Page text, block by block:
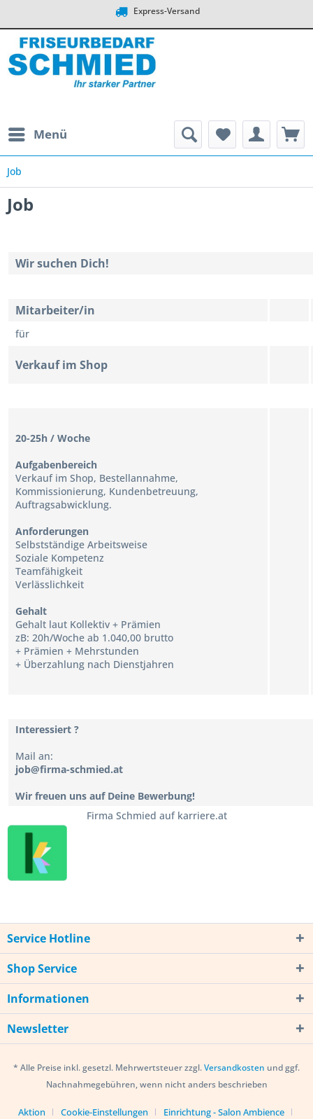
Express-Versand
Menü
Job
Job
Wir suchen Dich!
Mitarbeiter/in
für
Verkaufim Shop
20-25h / Woche
Aufgabenbereich
Verkauf im Shop, Bestellannahme,
Kommissionierung, Kundenbetreuung,
Auftragsabwicklung.
Anforderungen
Selbstständige Arbeitsweise
Soziale Kompetenz
Teamfähigkeit
Verlässlichkeit
Gehalt
Gehalt laut Kollektiv + Prämien
zB: 20h/Woche ab 1.040,00 brutto
+ Prämien + Mehrstunden
+ Überzahlung nach Dienstjahren
Interessiert ?
Mail an:
job@firma-schmied.at
Wir freuen uns auf Deine Bewerbung!
Firma Schmied auf karriere.at
Service Hotline
Shop Service
Informationen
Newsletter
* Alle Preise inkl. gesetzl. Mehrwertsteuer zzgl.Versandkosten und ggf.
Nachnahmegebühren, wenn nicht anders beschrieben
Aktion Cookie-Einstellungen
Einrichtung - Salon Ambience